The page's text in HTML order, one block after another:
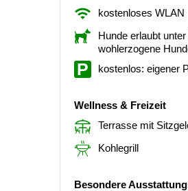
kostenloses WLAN
Hunde erlaubt
wohlerzogene
kostenlos: eigener
Wellness & Freizeit
Terrasse mit
Kohlegrill
Besondere